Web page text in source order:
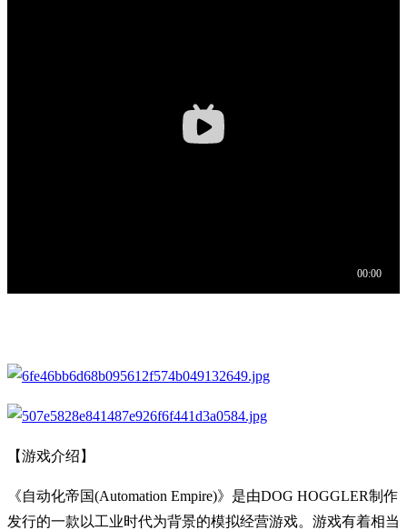
【游戏介绍】
《自动化帝国(Automation Empire)》是由DOG HOGGLER制作
发行的一款以工业时代为背景的模拟经营游戏。游戏有着相当